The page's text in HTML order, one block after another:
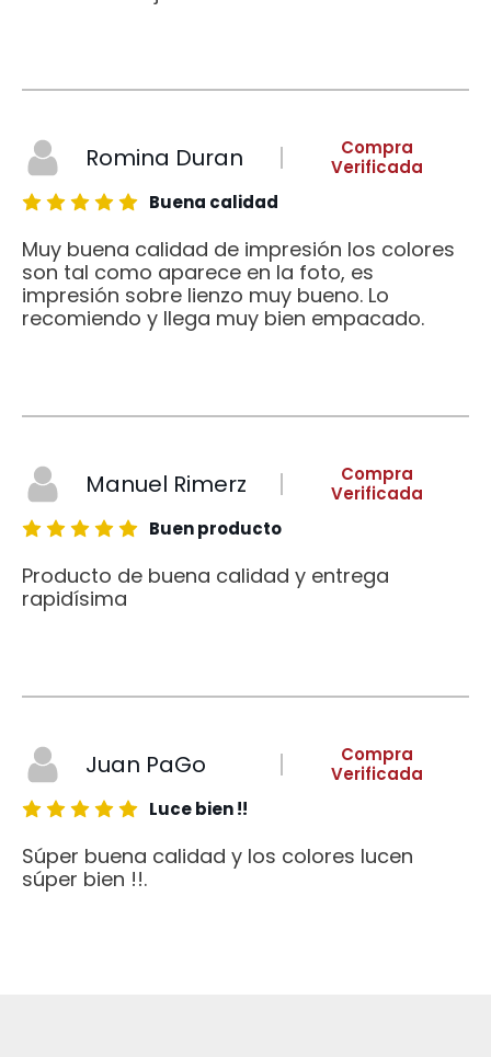
Romina Duran
Compra
Verificada
Buena calidad
Muy buena calidad de impresión los colores
son tal como aparece en la foto, es
impresión sobre lienzo muy bueno. Lo
recomiendo y llega muy bien empacado.
Manuel Rimerz
Compra
Verificada
Buen producto
Producto de buena calidad y entrega
rapidísima
Juan PaGo
Compra
Verificada
Luce bien !!
Súper buena calidad y los colores lucen
súper bien !!.